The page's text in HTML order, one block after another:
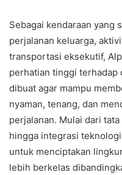
Sebagai kendaraan yang
perjalanan keluarga,
transportasi eksekutif,
perhatian tinggi terhadap
dibuat agar mampu
nyaman, tenang, dan
perjalanan. Mulai dari
hingga integrasi
untuk menciptakan
lebih berkelas